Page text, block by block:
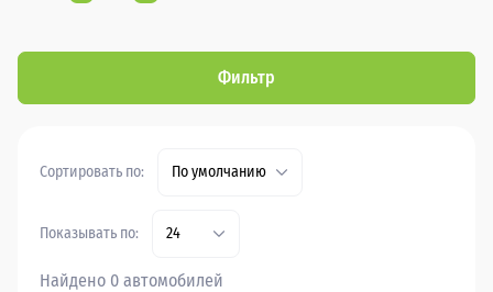
Фильтр
Сортировать по: По умолчанию
Показывать по: 24
Найдено 0 автомобилей